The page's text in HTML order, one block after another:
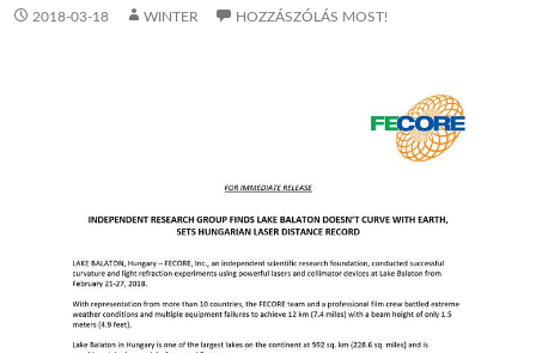
2018-03-18 WINTER HOZZÁSZÓLÁS MOST!